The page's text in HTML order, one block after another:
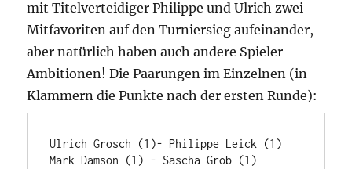
mit Titelverteidiger Philippe und Ulrich zwei
Mitfavoriten auf den Turniersieg aufeinander,
aber natürlich haben auch andere Spieler
Ambitionen! Die Paarungen im Einzelnen (in
Klammern die Punkte nach der ersten Runde):
Ulrich Grosch (1)- Philippe Leick (1)
Mark Damson (1) - Sascha Grob (1)